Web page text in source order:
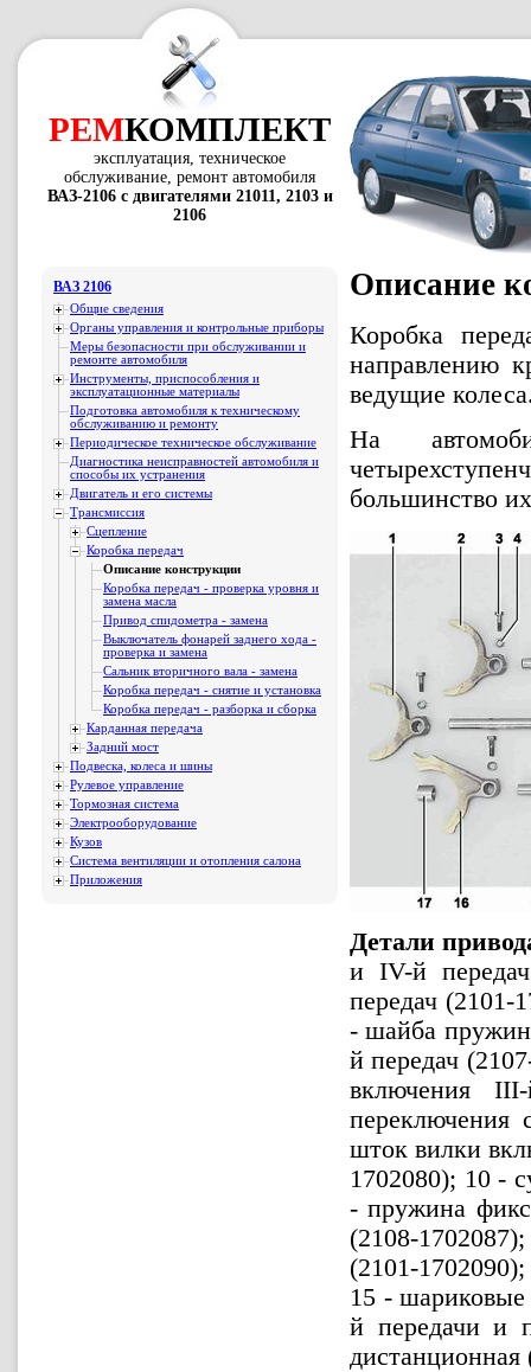
РЕМКОМПЛЕКТ
эксплуатация, техническое
обслуживание, ремонт автомобиля
ВАЗ-2106 с двигателями 21011, 2103 и
2106
ВАЗ 2106
Общие сведения
Органы управления и контрольные приборы
Меры безопасности при обслуживании и
ремонте автомобиля
Инструменты, приспособления и
эксплуатационные материалы
Подготовка автомобиля к техническому
обслуживанию и ремонту
Периодическое техническое обслуживание
Диагностика неисправностей автомобиля и
способы их устранения
Двигатель и его системы
Трансмиссия
Сцепление
Коробка передач
Описание конструкции
Коробка передач - проверка уровня и
замена масла
Привод спидометра - замена
Выключатель фонарей заднего хода -
проверка и замена
Сальник вторичного вала - замена
Коробка передач - снятие и установка
Коробка передач - разборка и сборка
Карданная передача
Задний мост
Подвеска, колеса и шины
Рулевое управление
Тормозная система
Электрооборудование
Кузов
Система вентиляции и отопления салона
Приложения
Описание
Коробка
направлению
ведущие
На
большинство
Детали
и IV-й
передач (2101-
- шайба
й передач
включения
переключения
шток вилки
1702080); 10 -
- пружина
(2108-
(2101-
15 -
й передачи и
дистанционная